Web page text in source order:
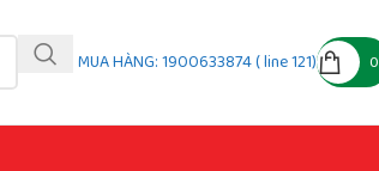
MUA HÀNG: 1900633874 ( line 121)